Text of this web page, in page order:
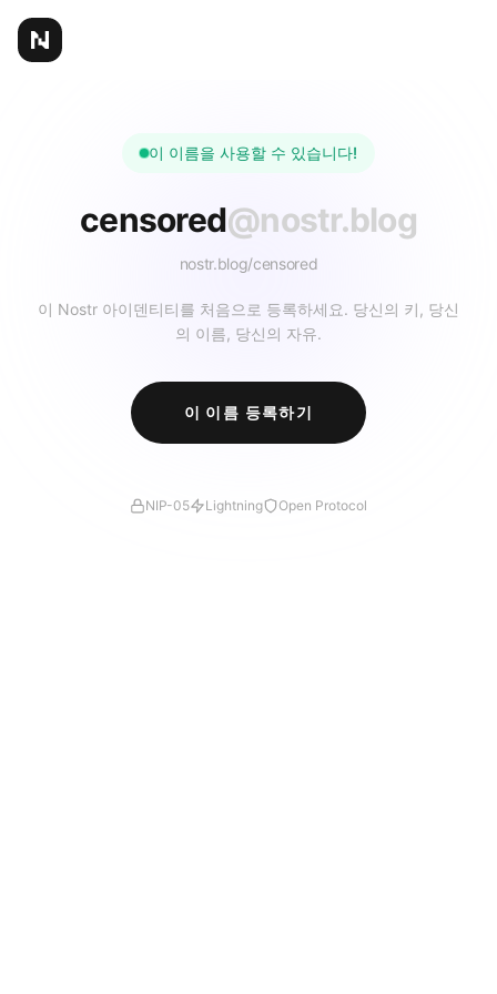
이 이름을 사용할 수 있습니다!
censored@nostr.blog
nostr.blog/censored
이 Nostr 아이덴티티를 처음으로 등록하세요. 당신의 키, 당신
의 이름, 당신의 자유.
이 이름 등록하기
NIP-05 Lightning Open Protocol